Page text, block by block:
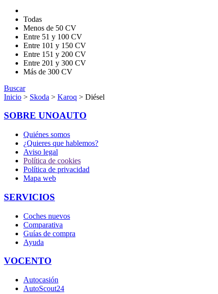
Todas
Menos de 50 CV
Entre 51 y 100 CV
Entre 101 y 150 CV
Entre 151 y 200 CV
Entre 201 y 300 CV
Más de 300 CV
Buscar
Inicio > Skoda > Karoq > Diésel
SOBRE UNOAUTO
Quiénes somos
¿Quieres que hablemos?
Aviso legal
Política de cookies
Política de privacidad
Mapa web
SERVICIOS
Coches nuevos
Comparativa
Guías de compra
Ayuda
VOCENTO
Autocasión
AutoScout24